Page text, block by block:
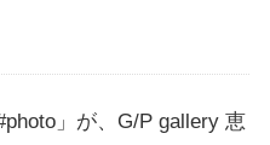
」が、G/P gallery 恵